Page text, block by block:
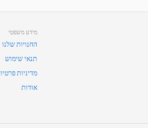
מידע משפטי
החנויות שלנו
תנאי שימוש
מדיניות
אודות